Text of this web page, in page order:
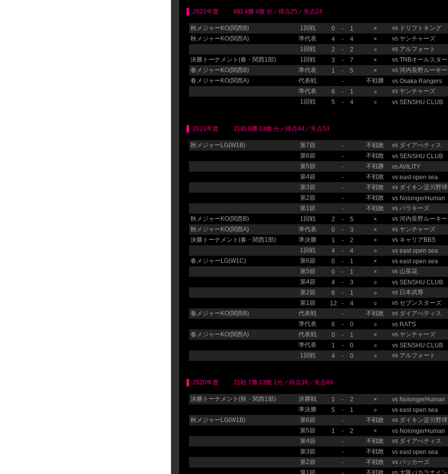
2022年度 8戦 4勝 4敗 分／得点25／失点24
秋メジャーKO(関西B) 1回戦 0 - 1 × vs ドリフトキング
秋メジャーKO(関西A)
準代表 4 - 4 × vs ヤンチャーズ
1回戦
2 - 2 ○ vs アルフォート
決勝トーナメント(春・関西1部)
1回戦 3 - 7 × vs TNBオールスター
春メジャーKO(関西B)
準代表 1 - 5 × vs 河内長野ルーキ
春メジャーKO(関西A)
代表戦 - 不戦勝 vs Osaka Rangers
準代表
6 - 1 ○ vs ヤンチャーズ
1回戦
5 - 4 ○ vs SENSHU CLUB
2021年度 21戦 8勝 13敗 分／得点44／失点53
秋メジャーLG(W1B) 第7節 - 不戦敗 vs ダイアべティス
第6節
- 不戦敗 vs SENSHU CLUB
第5節
- 不戦勝 vsAVILITY
第4節
- 不戦敗 vs east open sea
第3節
- 不戦敗 vs ダイキン淀川野
第2節
- 不戦敗 vs NolongerHuman
第1節
- 不戦敗 vs パラキーズ
秋メジャーKO(関西B)
1回戦 2 - 5 × vs 河内長野ルーキ
秋メジャーKO(関西A)
準代表 0 - 3 × vs ヤンチャーズ
決勝トーナメント(春・関西1部)
準決勝 1 - 2 × vs キャリアBBS
1回戦
4 - 4 ○ vs east open sea
春メジャーLG(W1C)
第6節 0 - 1 × vs east open sea
第5節
0 - 1 × vs 山茶花
第4節
4 - 3 ○ vs SENSHU CLUB
第2節
6 - 1 ○ vs 日本武尊
第1節
12 - 4 ○ vs セブンスターズ
春メジャーKO(関西B)
代表戦 - 不戦敗 vs ダイアべティス
準代表
6 - 0 ○ vs RAT'S
春メジャーKO(関西A)
代表戦 0 - 1 × vs ヤンチャーズ
準代表
1 - 0 ○ vs SENSHU CLUB
1回戦
4 - 0 ○ vs アルフォート
2020年度 21戦 7勝 13敗 1分／得点39／失点49
決勝トーナメント(秋・関西1部) 決勝戦 1 - 2 × vs NolongerHuman
準決勝
5 - 1 ○ vs east open sea
秋メジャーLG(W1B)
第6節 - 不戦敗 vs ダイキン淀川野
第5節
1 - 2 × vs NolongerHuman
第4節
- 不戦敗 vs ダイアべティス
第3節
- 不戦敗 vs east open sea
第2節
- 不戦敗 vs バッカーズ
第1節
不戦敗 vs 大阪バカラナイン